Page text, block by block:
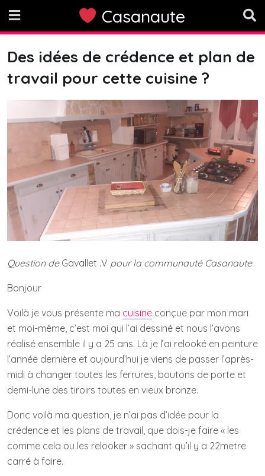
content
Casanaute
Des idées de crédence et plan de
travail pour cette cuisine ?
Question deGavallet .V pour la communauté Casanaute
Bonjour
Voilà je vous présente ma cuisine conçue par mon mari
et moi-même, c’est moi qui l’ai dessiné et nous l’avons
réalisé ensemble il y a 25 ans. Là je l’ai relooké en peinture
l’année dernière et aujourd’hui je viens de passer l’après-
midi à changer toutes les ferrures, boutons de porte et
demi-lune des tiroirs toutes en vieux bronze.
Donc voilà ma question, je n’ai pas d’idée pour la
crédence et les plans de travail, que dois-je faire « les
comme cela ou les relooker » sachant qu’il y a 22metre
carré à faire.